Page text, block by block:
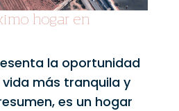
hogar en
la oportunidad
más tranquila y
es un hogar